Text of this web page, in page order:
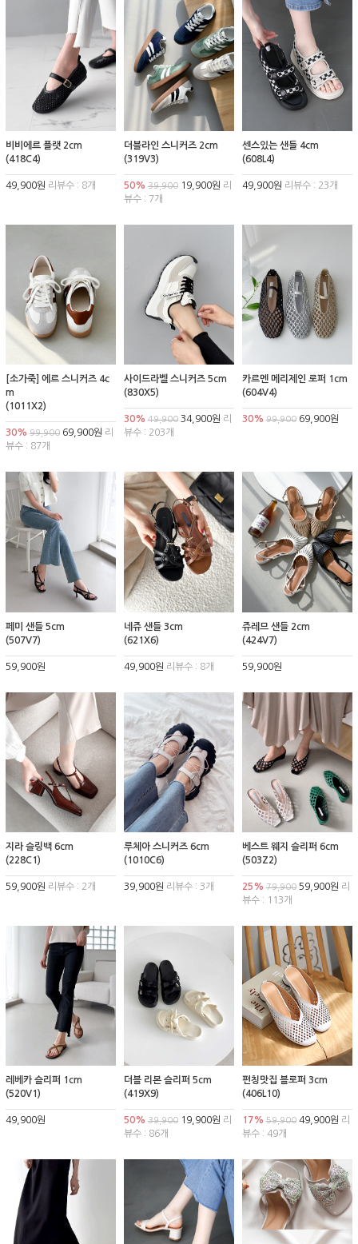
비비에르 플랫 2cm
(418C4)
49,900원 리뷰수 : 8개
더블라인 스니커즈 2cm
(319V3)
50% 39,90019,900원 리
뷰수 : 7개
센스있는 샌들 4cm
(608L4)
49,900원 리뷰수 : 23개
[소가죽] 에르 스니커즈 4c
m
(1011X2)
30% 99,900 69,900원 리
뷰수 : 87개
사이드라벨 스니커즈 5cm
(830X5)
30% 49,90034,900원 리
뷰수 : 203개
카르멘 메리제인 로퍼 1cm
(604V4)
30% 99,90069,900원
페미 샌들 5cm
(507V7)
59,900원
네쥬 샌들 3cm
(621X6)
49,900원 리뷰수 : 8개
쥬레므 샌들 2cm
(424V7)
59,900원
지라 슬링백 6cm
(228C1)
59,900원 리뷰수 : 2개
루체아 스니커즈 6cm
(1010C6)
39,900원 리뷰수 : 3개
베스트 웨지 슬리퍼 6cm
(503Z2)
25% 79,90059,900원 리
뷰수 : 113개
레베카 슬리퍼 1cm
(520V1)
49,900원
더블 리본 슬리퍼 5cm
(419X9)
50% 39,90019,900원 리
뷰수 : 86개
펀칭맛집 블로퍼 3cm
(406L10)
17% 59,90049,900원 리
뷰수 : 49개